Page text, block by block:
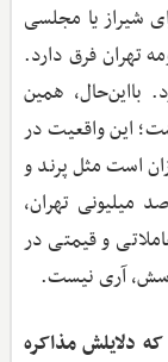
شیراز یا مجلسی
تهران فرق دارد.
با‌این‌حال، همین
این واقعیت در
است مثل پرند و
میلیونی تهران،
و قیمتی در
آری نیست.
دلایلش مذاکره